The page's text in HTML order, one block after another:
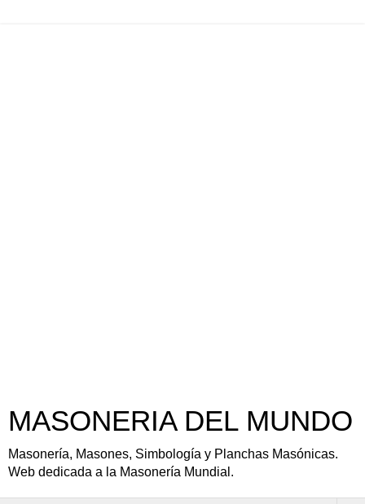
MASONERIA DEL MUNDO
Masonería, Masones, Simbología y Planchas Masónicas.
Web dedicada a la Masonería Mundial.